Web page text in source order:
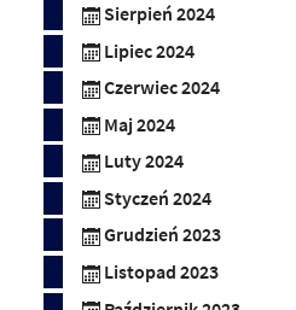
Sierpień 2024
Lipiec 2024
Czerwiec 2024
Maj 2024
Luty 2024
Styczeń 2024
Grudzień 2023
Listopad 2023